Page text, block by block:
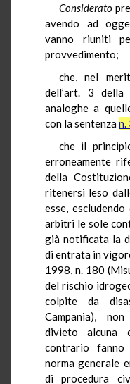
Considerato
avendo ad
vanno riuniti
provvedimento;
che, nel
dell’art. 3
analoghe a
con la sentenzan.
che il
erroneamente
della
ritenersi leso
esse,
arbitri le sole
già notificata la
di entrata in
1998, n. 180
del rischio
colpite da
Campania),
divieto alcuna
contrario fanno
norma generale
di procedura